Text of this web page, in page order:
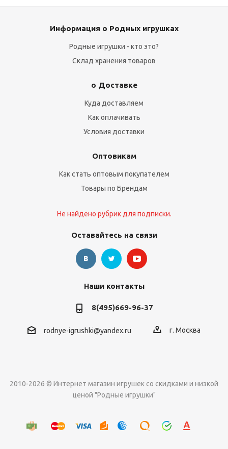
Информация о Родных игрушках
Родные игрушки - кто это?
Склад хранения товаров
о Доставке
Куда доставляем
Как оплачивать
Условия доставки
Оптовикам
Как стать оптовым покупателем
Товары по Брендам
Не найдено рубрик для подписки.
Оставайтесь на связи
Наши контакты
8(495)669-96-37
rodnye-igrushki@yandex.ru г. Москва
2010-2026 © Интернет магазин игрушек со скидками и низкой
ценой "Родные игрушки"